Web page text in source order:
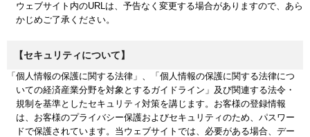
ウェブサイト内のURLは、予告なく変更する場合がありますので、あら
かじめご了承ください。
【セキュリティについて】
「個人情報の保護に関する法律」、「個人情報の保護に関する法律につ
いての経済産業分野を対象とするガイドライン」及び関連する法令・
規制を基準としたセキュリティ対策を講じます。お客様の登録情報
は、お客様のプライバシー保護およびセキュリティのため、パスワー
ドで保護されています。当ウェブサイトでは、必要がある場合、デー